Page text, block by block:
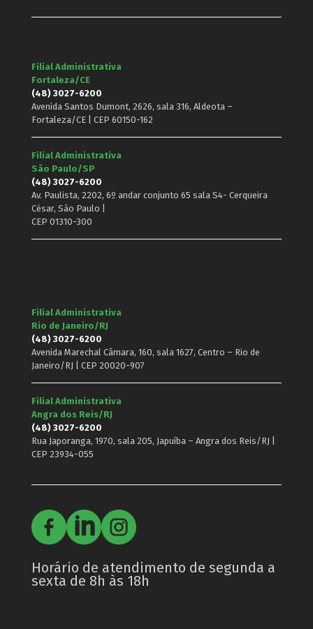
Filial Administrativa
Fortaleza/CE
(48) 3027-6200
Avenida Santos Dumont, 2626, sala 316, Aldeota –
Fortaleza/CE | CEP 60150-162
Filial Administrativa
São Paulo/SP
(48) 3027-6200
Av. Paulista, 2202, 6º andar conjunto 65 sala S4- Cerqueira
César, São Paulo |
CEP 01310-300
Filial Administrativa
Rio de Janeiro/RJ
(48) 3027-6200
Avenida Marechal Câmara, 160, sala 1627, Centro – Rio de
Janeiro/RJ | CEP 20020-907
Filial Administrativa
Angra dos Reis/RJ
(48) 3027-6200
Rua Japoranga, 1970, sala 205, Japuíba – Angra dos Reis/RJ |
CEP 23934-055
Horário de atendimento de segunda a
sexta de 8h às 18h